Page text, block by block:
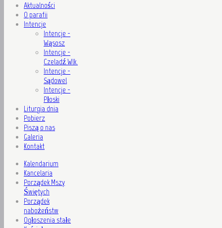
Aktualności
O parafii
Intencje
Intencje -
Wąsosz
Intencje -
Czeladź Wlk.
Intencje -
Sądowel
Intencje -
Płoski
Liturgia dnia
Pobierz
Piszą o nas
Galeria
Kontakt
Kalendarium
Kancelaria
Porządek Mszy
Świętych
Porządek
nabożeństw
Ogłoszenia stałe